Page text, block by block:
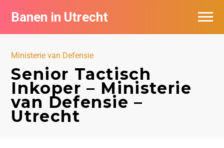
Banen in Utrecht
Ministerie van Defensie
Senior Tactisch
Inkoper – Ministerie
van Defensie –
Utrecht
Vacatures per bedrijf in Utrecht